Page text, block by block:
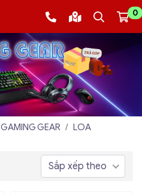
0
GAMING GEAR
LOA
Sắp xếp theo